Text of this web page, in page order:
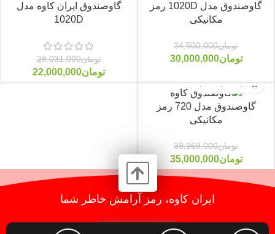
گاوصندوق مدل 1020D رمز
مکانیکی
تومان34,500,000
تومان30,000,000
گاوصندوق ایران کاوه مدل
1020D
تومان28,031,000
تومان22,000,000
گاوصندوق مدل 720 رمز
مکانیکی
تومان39,969,000
تومان35,000,000
ایران کاوه، رمز آرامش خاطر شما